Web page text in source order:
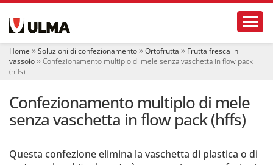
i
Home Soluzioni di confezionamento Ortofrutta
Frutta fresca in
vassoio
Confezionamento multiplo di mele senza vaschetta in flow pack
(hffs)
Confezionamento multiplo di mele
senza vaschetta in flow pack (hffs)
Questa confezione elimina la vaschetta di plastica o di